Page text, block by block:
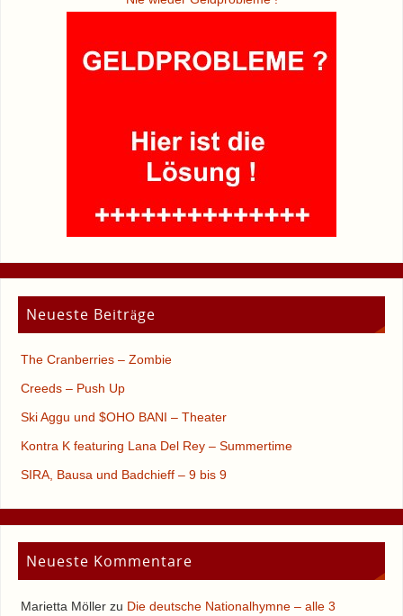
Neueste Beiträge
The Cranberries – Zombie
Creeds – Push Up
Ski Aggu und $OHO BANI – Theater
Kontra K featuring Lana Del Rey – Summertime
SIRA, Bausa und Badchieff – 9 bis 9
Neueste Kommentare
Marietta Möllerzu Die deutsche Nationalhymne – alle 3